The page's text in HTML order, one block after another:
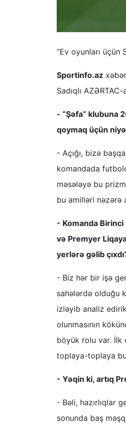
“Ev oyunları üçün
Sportinfo.az
Sadıqlı
- “Şəfa” klubuna
qoymaq üçün
- Açığı, bizə
komandada
məsələyə bu
bu amilləri nəzərə
- Komanda
və Premyer
yerlərə gəlib
- Biz hər bir işə
sahələrdə olduğu
izləyib analiz
olunmasının
böyük rolu var. İlk
toplaya-toplaya
- Yəqin ki, artıq
- Bəli, hazırlıqlar
sonunda baş